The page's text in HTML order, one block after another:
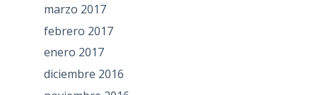
marzo 2017
febrero 2017
enero 2017
diciembre 2016